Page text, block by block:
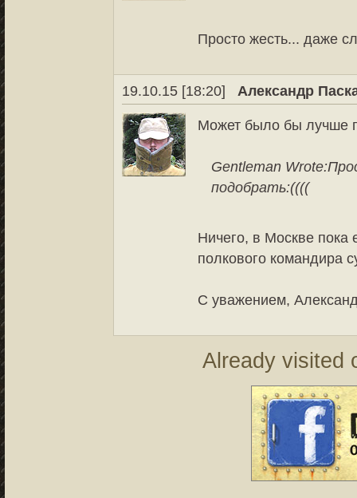
Просто жесть... даже
19.10.15 [18:20] Александр
Может было бы лучше
Gentleman Wrote:
подобрать:((((
Ничего, в Москве
полкового командира
С уважением,
Already visited